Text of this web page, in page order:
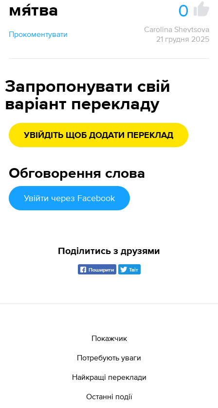
мя́тва 0
Прокоментувати
Carolina Shevtsova
21 грудня 2025
Запропонувати свій
варіант перекладу
УВІЙДІТЬ ЩОБ ДОДАТИ ПЕРЕКЛАД
Обговорення слова
Увійти через Facebook
Поділитись з друзями
Поширити Твіт
Покажчик
Потребують уваги
Найкращі переклади
Останні події